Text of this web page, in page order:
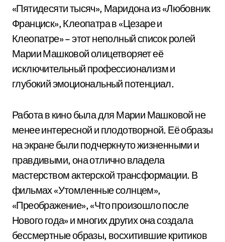
«Пятидесяти тысяч», Маридона из «Любовник
Франциск», Клеопатра в «Цезаре и
Клеопатре» – этот неполный список ролей
Марии Машковой олицетворяет её
исключительный профессионализм и
глубокий эмоциональный потенциал.
Работа в кино была для Марии Машковой не
менее интересной и плодотворной. Её образы
на экране были подчеркнуто жизненными и
правдивыми, она отлично владела
мастерством актерской трансформации. В
фильмах «Утомленные солнцем»,
«Преображение», «Что произошло после
Нового года» и многих других она создала
бессмертные образы, восхитившие критиков